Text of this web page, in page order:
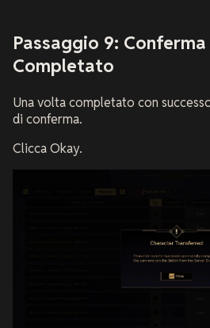
Passaggio 9:
Completato
Una volta completato con
di conferma.
Clicca Okay.